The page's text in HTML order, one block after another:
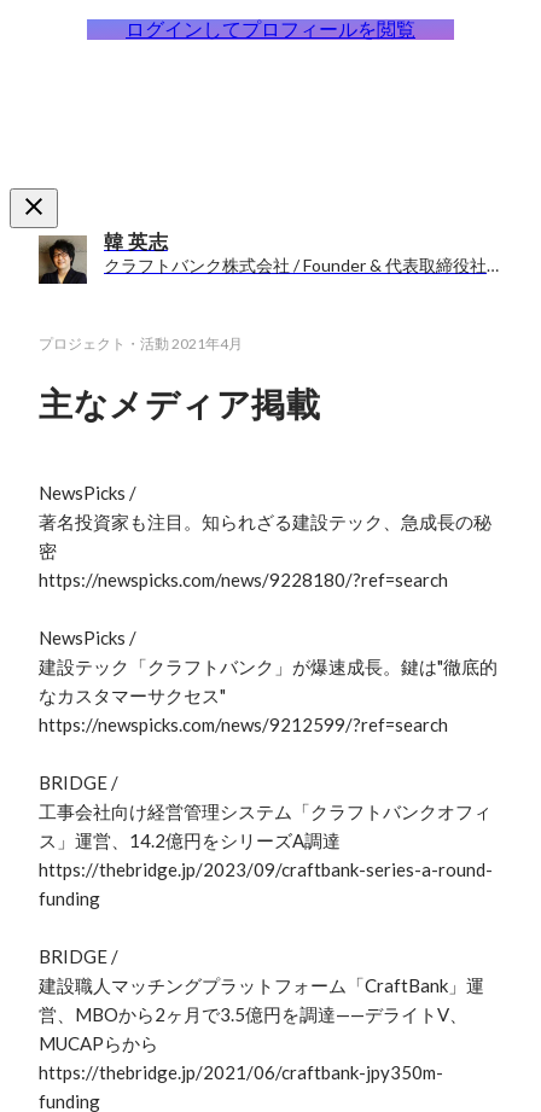
ログインしてプロフィールを閲覧
韓 英志
クラフトバンク株式会社 / Founder & 代表取締役社長
プロジェクト・活動 2021年4月
主なメディア掲載
NewsPicks /
著名投資家も注目。知られざる建設テック、急成長の秘
密
https://newspicks.com/news/9228180/?ref=search
NewsPicks /
建設テック「クラフトバンク」が爆速成長。鍵は"徹底的
なカスタマーサクセス"
https://newspicks.com/news/9212599/?ref=search
BRIDGE /
工事会社向け経営管理システム「クラフトバンクオフィ
ス」運営、14.2億円をシリーズA調達
https://thebridge.jp/2023/09/craftbank-series-a-round-
funding
BRIDGE /
建設職人マッチングプラットフォーム「CraftBank」運
営、MBOから2ヶ月で3.5億円を調達——デライトV、
MUCAPらから
https://thebridge.jp/2021/06/craftbank-jpy350m-
funding